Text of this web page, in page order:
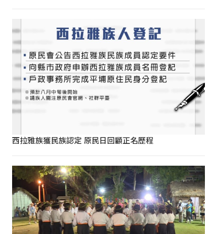
西拉雅族獲民族認定 原民日回顧正名歷程